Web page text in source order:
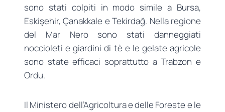
sono stati colpiti in modo simile a Bursa,
Eskişehir, Çanakkale e Tekirdağ. Nella regione
del Mar Nero sono stati danneggiati
noccioleti e giardini di tè e le gelate agricole
sono state efficaci soprattutto a Trabzon e
Ordu.
Il Ministero dell’Agricoltura e delle Foreste e le